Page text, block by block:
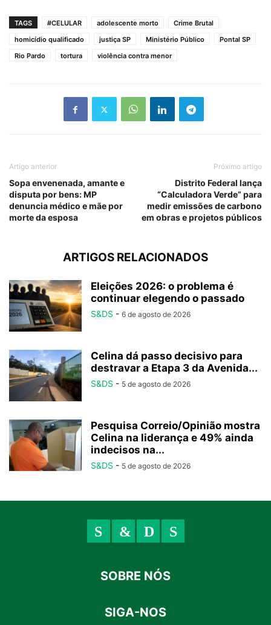
TAGS #CELULAR adolescente morto
Crime Brutal
homicídio qualificado
justiça SP Ministério Público
Pontal SP
Rio Pardo
tortura violência contra menor
Artigo anterior
Sopa envenenada, amante e
disputa por bens: MP
denuncia médico e mãe por
morte da esposa
Próximo artigo
Distrito Federal lança
“Calculadora Verde” para
medir emissões de carbono
em obras e projetos públicos
ARTIGOS RELACIONADOS
Eleições 2026: o problema é
continuar elegendo o passado
S&DS - 6 de agosto de 2026
Celina dá passo decisivo para
destravar a Etapa 3 da Avenida...
S&DS - 5 de agosto de 2026
Pesquisa Correio/Opinião mostra
Celina na liderança e 49% ainda
indecisos na...
S&DS - 5 de agosto de 2026
SOBRE NÓS
SIGA-NOS